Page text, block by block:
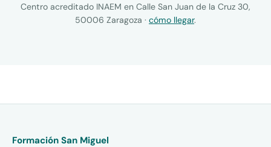
Centro acreditado INAEM en Calle San Juan de la Cruz 30,
50006 Zaragoza · cómo llegar.
Formación San Miguel